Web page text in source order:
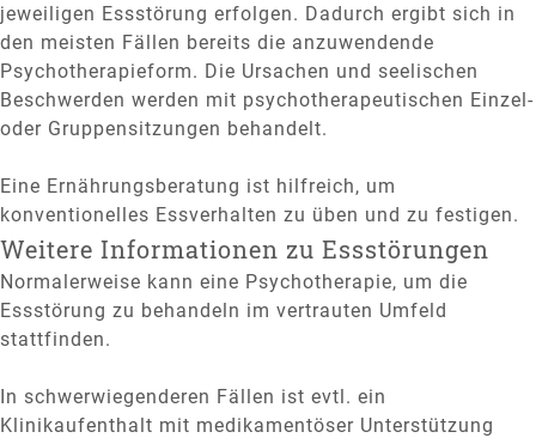
jeweiligen Essstörung erfolgen. Dadurch ergibt sich in
den meisten Fällen bereits die anzuwendende
Psychotherapieform. Die Ursachen und seelischen
Beschwerden werden mit psychotherapeutischen Einzel-
oder Gruppensitzungen behandelt.
Eine Ernährungsberatung ist hilfreich, um
konventionelles Essverhalten zu üben und zu festigen.
Weitere Informationen zu Essstörungen
Normalerweise kann eine Psychotherapie, um die
Essstörung zu behandeln im vertrauten Umfeld
stattfinden.
In schwerwiegenderen Fällen ist evtl. ein
Klinikaufenthalt mit medikamentöser Unterstützung